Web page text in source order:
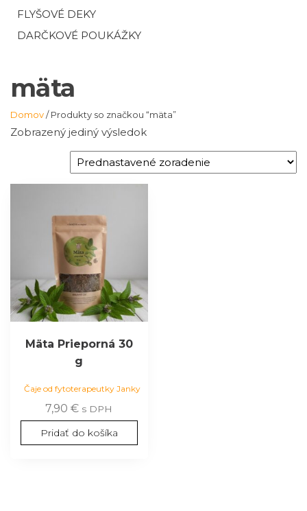
FLYŠOVÉ DEKY
DARČKOVÉ POUKÁŽKY
mäta
Domov/ Produkty so značkou “mäta”
Zobrazený jediný výsledok
Mäta Prieporná 30
g
Čaje od fytoterapeutky Janky
7,90€ s DPH
Pridať do košíka